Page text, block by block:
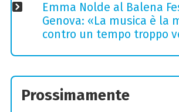
Emma Nolde al Balena
Genova: «La musica è la
contro un tempo troppo
Prossimamente